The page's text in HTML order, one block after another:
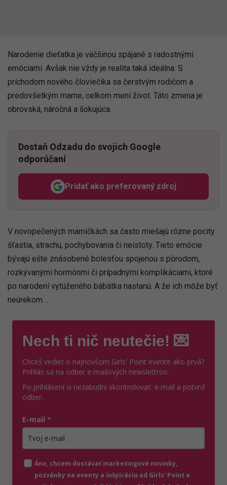
Narodenie dieťatka je väčšinou spájané s radostnými
emóciami. Avšak nie vždy je realita taká ideálna. S
príchodom nového človiečika sa čerstvým rodičom a
predovšetkým mame, celkom mení život. Táto zmena je
obrovská, náročná a šokujúca.
Dostaň Odzadu do svojich Google
odporúčaní
Pridať ako preferovaný zdroj
Odzadu, odkaz sa otvorí v
V novopečených mamičkách sa často miešajú rôzne pocity
šťastia, strachu, pochybovania či neistoty. Tieto emócie
bývajú ešte znásobené bolesťou spojenou s pôrodom,
rozkývanými hormónmi či prípadnými komplikáciami, ktoré
po narodení vytúženého bábätka nastanú. A že ich môže byť
neúrekom …
Nech ti nič neutečie! 💌
Chceš vedieť o najnovšom Girls' Point evente ako prvá?
Prihlás sa na odber e-mailových newslettrov.
Po prihlásení si nezabudni skontrolovať e-mail a potvrď
odber.
E-mail *
Áno, chcem dostávať marketingové novinky,
pozvánky na eventy a inšpiráciu od Girls' Point a